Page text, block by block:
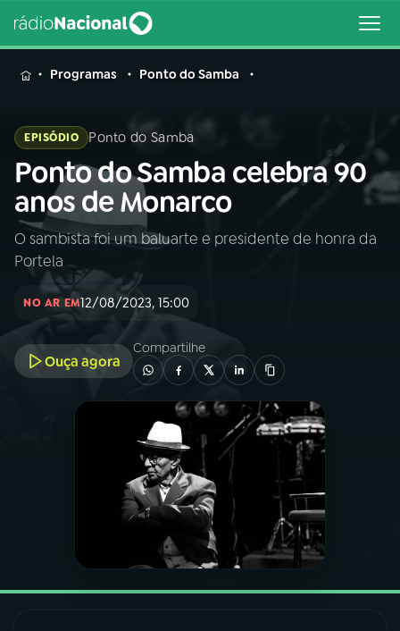
MENU
Buscar
na
Rádio
Nacional
Buscar
PROGRAMAÇÃO
PROGRAMAS
PODCASTS
Programas Ponto do Samba
EPISÓDIO Ponto do Samba
Ponto do Samba celebra 90
anos de Monarco
O sambista foi um baluarte e presidente de honra da
Portela
NO AR EM12/08/2023, 15:00
Ouça agora
Compartilhe